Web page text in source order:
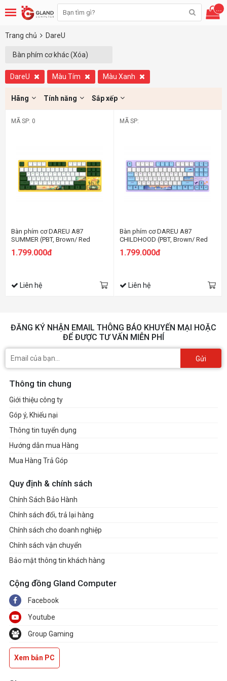
...
Trang chủ DareU
Bàn phím cơ khác (Xóa)
DareU Màu Tím Màu Xanh
Hãng Tính năng Sắp xếp
MÃ SP: 0
Bàn phím cơ DAREU A87
SUMMER (PBT, Brown/ Red
1.799.000đ
Liên hệ
MÃ SP:
Bàn phím cơ DAREU A87
CHILDHOOD (PBT, Brown/ Red
1.799.000đ
Liên hệ
ĐĂNG KÝ NHẬN EMAIL THÔNG BÁO KHUYẾN MẠI HOẶC
ĐỂ ĐƯỢC TƯ VẤN MIỄN PHÍ
Gửi
Thông tin chung
Giới thiệu công ty
Góp ý, Khiếu nại
Thông tin tuyển dụng
Hướng dẫn mua Hàng
Mua Hàng Trả Góp
Quy định & chính sách
Chính Sách Bảo Hành
Chính sách đổi, trả lại hàng
Chính sách cho doanh nghiệp
Chính sách vận chuyển
Bảo mật thông tin khách hàng
Cộng đồng Gland Computer
Facebook
Youtube
Group Gaming
Xem bản PC